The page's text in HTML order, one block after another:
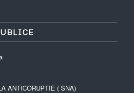
ANTICORUPTIE ( SNA)